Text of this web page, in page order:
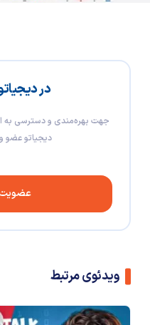
در
جهت بهره‌مندی و دسترسی به
دیجیاتو عضو
عضویت
ویدئوی مرتبط